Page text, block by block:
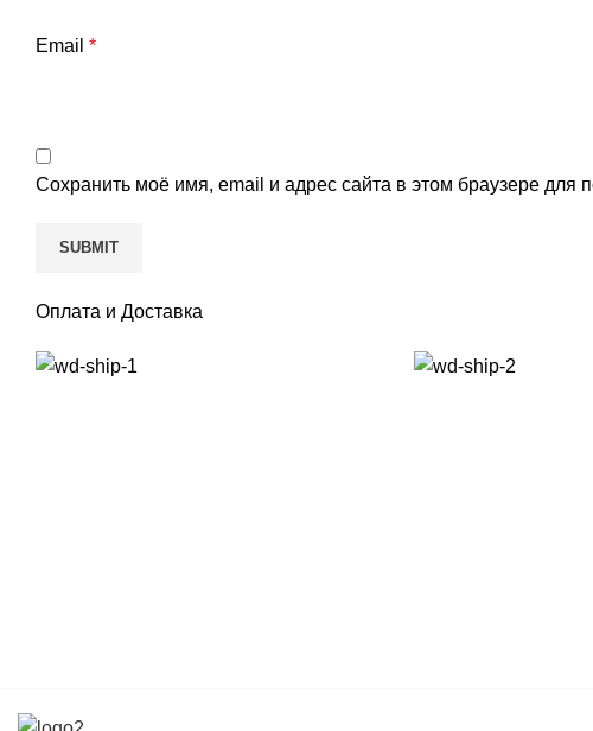
Email *
Сохранить моё имя, email и адрес сайта в этом браузере для
Оплата и Доставка